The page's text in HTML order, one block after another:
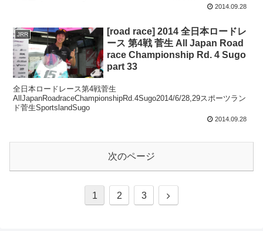
2014.09.28
JRR
[road race] 2014 全日本ロードレ
ース 第4戦 菅生 All Japan Road
race Championship Rd. 4 Sugo
part 33
全日本ロードレース第4戦菅生
AllJapanRoadraceChampionshipRd.4Sugo2014/6/28,29スポーツラン
ド菅生SportslandSugo
2014.09.28
次のページ
1 2 3
次